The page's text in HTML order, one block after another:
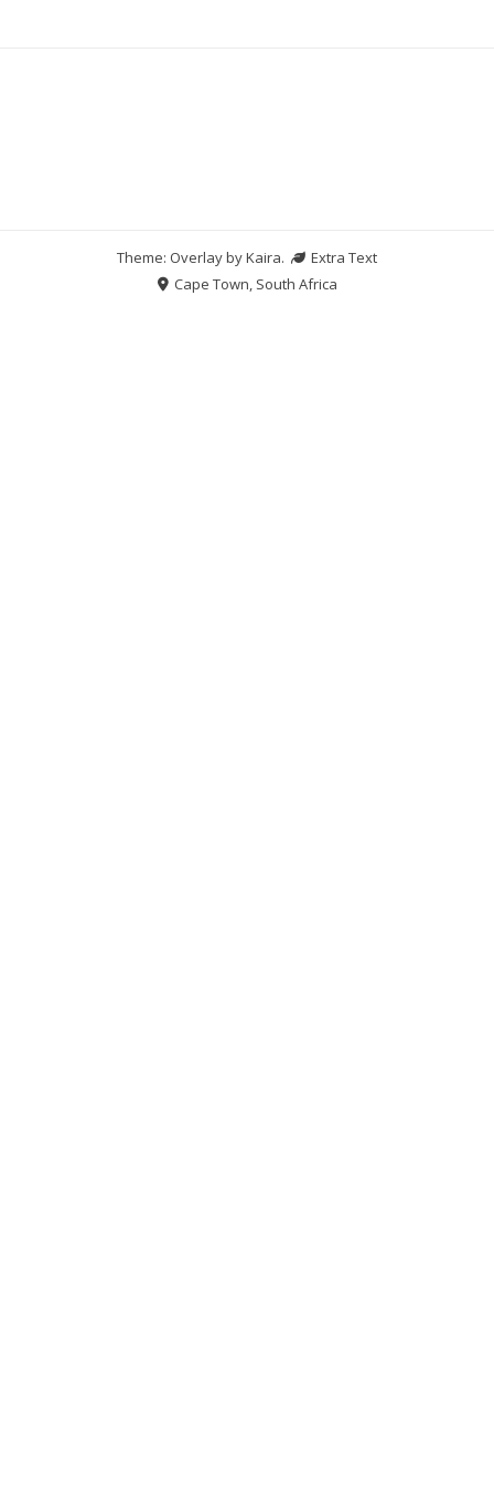
Theme: Overlay byKaira.
Extra Text
Cape Town, South Africa